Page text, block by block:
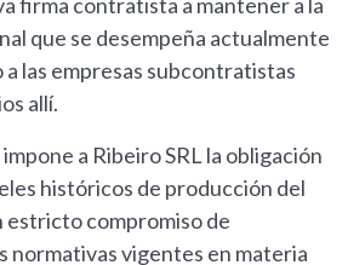
firma contratista a mantener a la
que se desempeña actualmente
a las empresas subcontratistas
allí.
a Ribeiro SRL la obligación
históricos de producción del
estricto compromiso de
normativas vigentes en materia